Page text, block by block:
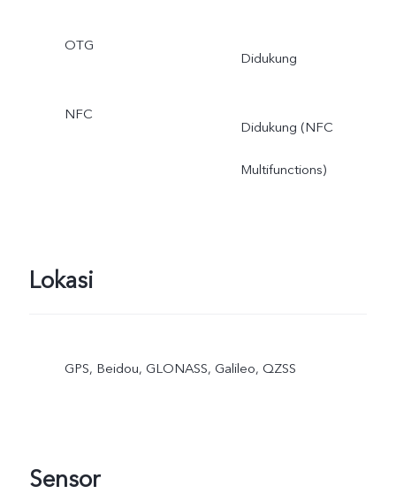
OTG
Didukung
NFC
Didukung (NFC
Multifunctions)
Lokasi
GPS, Beidou, GLONASS, Galileo, QZSS
Sensor